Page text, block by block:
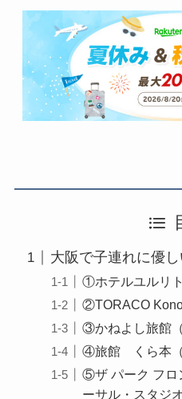
大阪で子連れに優
①ホテルユルリト
②TORACO
③かねよし旅館（
④旅館 くら本（
⑤ザ パーク フロ
ーサル・スタジ